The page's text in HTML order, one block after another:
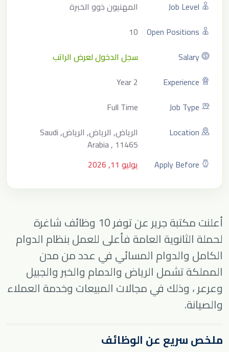
Job Level
المهنيون ذوو الخبرة
Open Positions
10
Salary
سجل الدخول لعرض الراتب
Experience
2 Year
Job Type
Full Time
Location
الرياض, الرياض, الرياض, Saudi
Arabia , 11465
Apply Before
يوليو 11, 2026
أعلنتمكتبة جرير
عن توفر 10 وظائف شاغرة
لحملة الثانوية العامة فأعلى للعمل بنظام الدوام
الكامل والدوام المسائي في عدد من مدن
المملكة تشمل الرياض والدمام والخبروالجبيل
وعرعر، وذلك في مجالات المبيعات وخدمة العملاء
والصيانة.
ملخص سريع عن الوظائف